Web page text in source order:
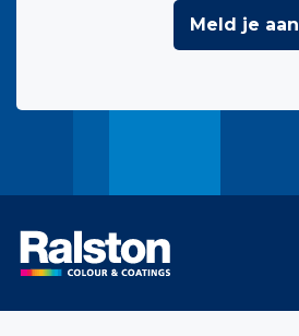
Meld je aan